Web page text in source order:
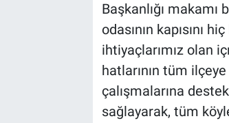
Başkanlığı makamı
odasının kapısını
ihtiyaçlarımız olan
hatlarının tüm
çalışmalarına
sağlayarak, tüm